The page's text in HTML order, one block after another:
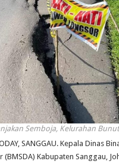
Semboja, Kelurahan Bunut
SANGGAU. Kepala Dinas
(BMSDA) Kabupaten Sanggau,